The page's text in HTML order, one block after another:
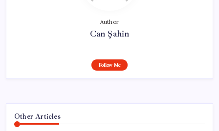
Author
Can Şahin
Follow Me
Other Articles